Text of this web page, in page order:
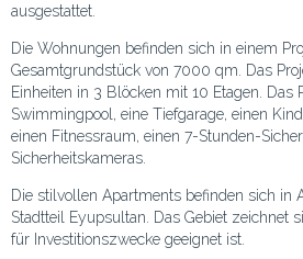
ausgestattet.
Die Wohnungen befinden sich in einem
Gesamtgrundstück von 7000 qm. Das
Einheiten in 3 Blöcken mit 10 Etagen. Das
Swimmingpool, eine Tiefgarage, einen
einen Fitnessraum, einen 7-Stunden-
Sicherheitskameras.
Die stilvollen Apartments befinden sich in
Stadtteil Eyupsultan. Das Gebiet zeichnet
für Investitionszwecke geeignet ist.